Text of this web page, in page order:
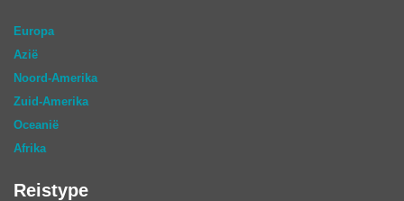
Europa
Azië
Noord-Amerika
Zuid-Amerika
Oceanië
Afrika
Reistype